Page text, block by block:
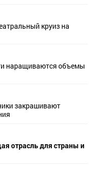
круиз на
наращиваются объемы
закрашивают
отрасль для страны и